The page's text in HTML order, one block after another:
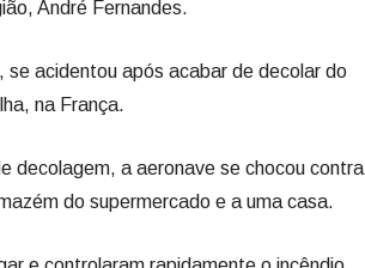
André Fernandes.
acidentou após acabar de decolar do
na França.
decolagem, a aeronave se chocou contra
do supermercado e a uma casa.